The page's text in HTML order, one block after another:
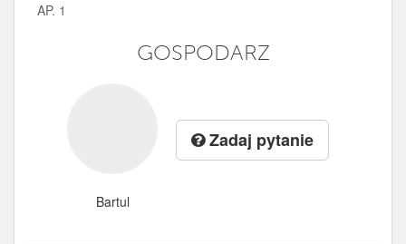
AP. 1
GOSPODARZ
Bartul
Zadaj pytanie